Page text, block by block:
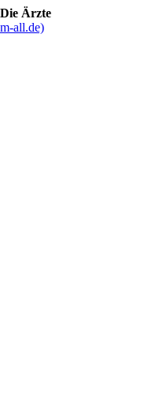
Die Ärzte
all.de)